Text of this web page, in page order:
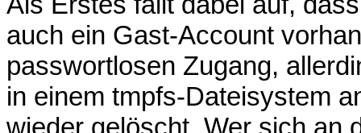
auch ein Gast-Account
passwortlosen Zugang,
in einem tmpfs-Dateisystem
wieder gelöscht. Wer sich an